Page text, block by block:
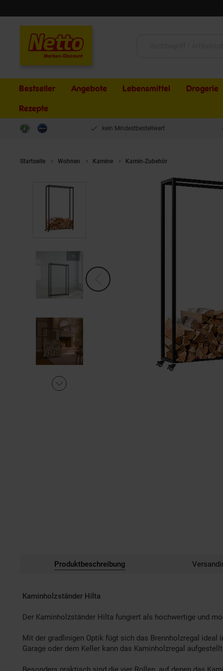
Bestseller Angebote Lebensmittel Drogerie
Rezepte
kein Mindestbestellwert
Startseite Wohnen Kamine Kamin-Zubehör
Produktbeschreibung
Kaminholzständer Hilta
Der Kaminholzständer Hilta fungiert als hochwertige und
Mit der gradlinigen Optik fügt sich das Brennholzregal ideal
Garage oder dem Keller kann das Kaminholzregal